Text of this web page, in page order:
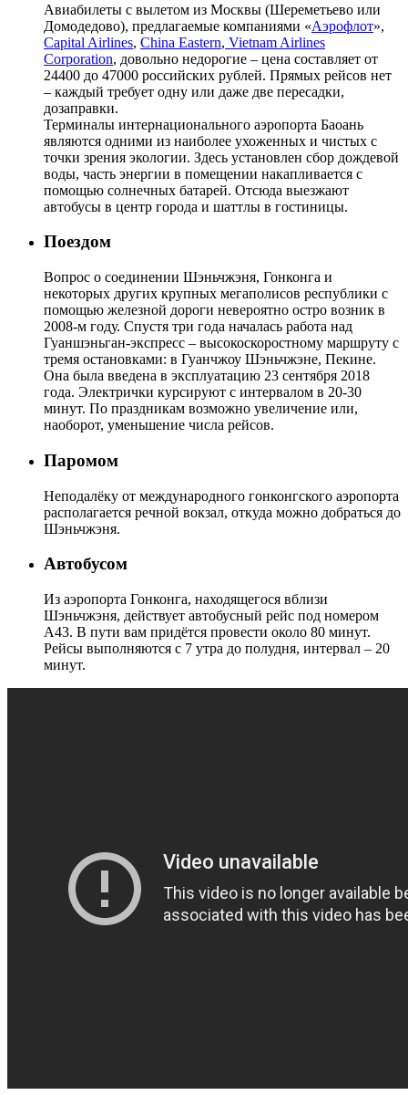
Авиабилеты с вылетом из Москвы (Шереметьево или
Домодедово), предлагаемые компаниями «Аэрофлот»,
Capital Airlines, China Eastern, Vietnam Airlines
Corporation, довольно недорогие – цена составляет от
24400 до 47000 российских рублей. Прямых рейсов нет
– каждый требует одну или даже две пересадки,
дозаправки.
Терминалы интернационального аэропорта Баоань
являются одними из наиболее ухоженных и чистых с
точки зрения экологии. Здесь установлен сбор дождевой
воды, часть энергии в помещении накапливается с
помощью солнечных батарей. Отсюда выезжают
автобусы в центр города и шаттлы в гостиницы.
Поездом
Вопрос о соединении Шэньчжэня, Гонконга и
некоторых других крупных мегаполисов республики с
помощью железной дороги невероятно остро возник в
2008-м году. Спустя три года началась работа над
Гуаншэньган-экспресс – высокоскоростному маршруту с
тремя остановками: в Гуанчжоу Шэньчжэне, Пекине.
Она была введена в эксплуатацию 23 сентября 2018
года. Электрички курсируют с интервалом в 20-30
минут. По праздникам возможно увеличение или,
наоборот, уменьшение числа рейсов.
Паромом
Неподалёку от международного гонконгского аэропорта
располагается речной вокзал, откуда можно добраться до
Шэньчжэня.
Автобусом
Из аэропорта Гонконга, находящегося вблизи
Шэньчжэня, действует автобусный рейс под номером
A43. В пути вам придётся провести около 80 минут.
Рейсы выполняются с 7 утра до полудня, интервал – 20
минут.